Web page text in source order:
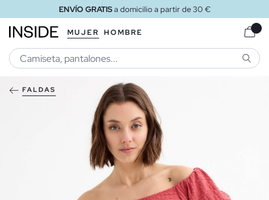
ENVÍO GRATISa domicilio a partir de 30 €
MUJER HOMBRE
FALDAS